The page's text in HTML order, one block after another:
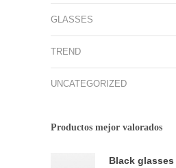
to
go
to
the
selected
search
device
GLASSES
TREND
UNCATEGORIZED
Productos mejor valorados
Black glasses